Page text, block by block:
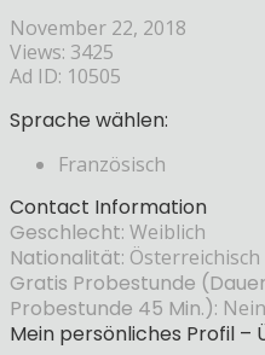
November 22, 2018
Views: 3425
Ad ID: 10505
Sprache wählen:
Französisch
Contact Information
Geschlecht: Weiblich
Nationalität: Österreichisch
Gratis Probestunde
Probestunde 45 Min.): Nein
Mein persönliches Profil –